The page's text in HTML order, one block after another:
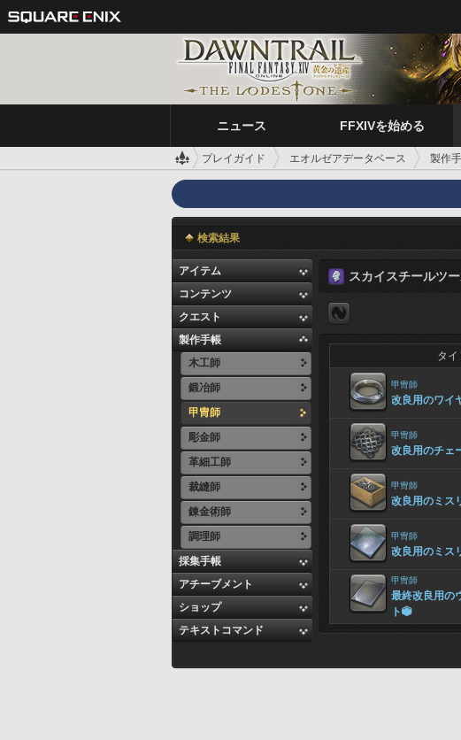
ニュース FFXIVを始める
プレイガイド エオルゼアデータベース 製作
検索結果
アイテム
コンテンツ
クエスト
製作手帳
木工師
鍛冶師
甲冑師
彫金師
革細工師
裁縫師
錬金術師
調理師
採集手帳
アチーブメント
ショップ
テキストコマンド
スカイスチールツ
タイ
甲冑師
改良用のワイ
甲冑師
改良用のチェ
甲冑師
改良用のミス
甲冑師
改良用のミス
甲冑師
最終改良用の
ト